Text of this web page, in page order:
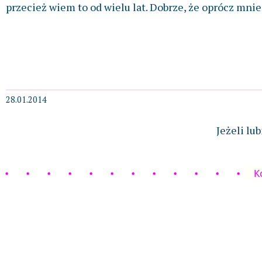
przecież wiem to od wielu lat. Dobrze, że oprócz
28.01.2014
Jeżeli